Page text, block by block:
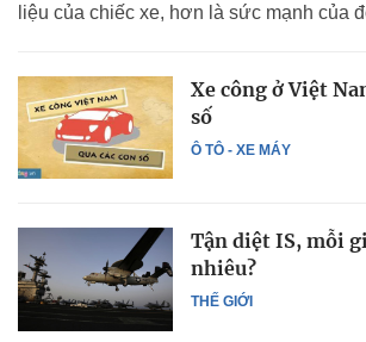
liệu của chiếc xe, hơn là sức mạnh của
Ô TÔ - XE MÁY
Xe công ở Việt
số
THẾ GIỚI
Tận diệt IS, mỗi
nhiêu?